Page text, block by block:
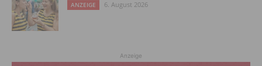
ANZEIGE 6. August 2026
Anzeige